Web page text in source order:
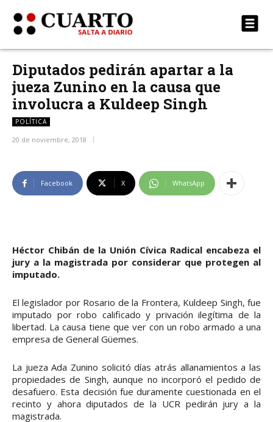
Diputados pedirán apartar a la
jueza Zunino en la causa que
involucra a Kuldeep Singh
POLÍTICA
20 de noviembre, 2018
Facebook X WhatsApp
Héctor Chibán de la Unión Cívica Radical encabeza el
jury a la magistrada por considerar que protegen al
imputado.
El legislador por Rosario de la Frontera, Kuldeep Singh, fue
imputado por robo calificado y privación ilegítima de la
libertad. La causa tiene que ver con un robo armado a una
empresa de General Güemes.
La jueza Ada Zunino solicitó días atrás allanamientos a las
propiedades de Singh, aunque no incorporó el pedido de
desafuero. Esta decisión fue duramente cuestionada en el
recinto y ahora diputados de la UCR pedirán jury a la
magistrada.